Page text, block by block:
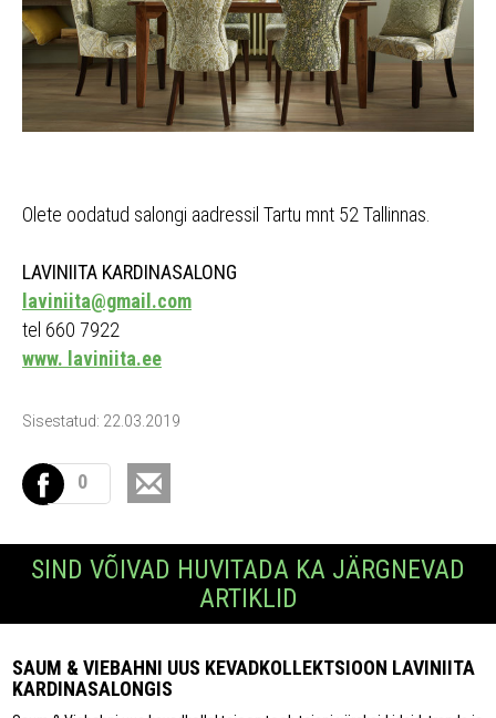
Olete oodatud salongi aadressil Tartu mnt 52 Tallinnas.
LAVINIITA KARDINASALONG
laviniita@gmail.com
tel 660 7922
www. laviniita.ee
Sisestatud: 22.03.2019
0
SIND VÕIVAD HUVITADA KA JÄRGNEVAD
ARTIKLID
SAUM & VIEBAHNI UUS KEVADKOLLEKTSIOON LAVINIITA
KARDINASALONGIS